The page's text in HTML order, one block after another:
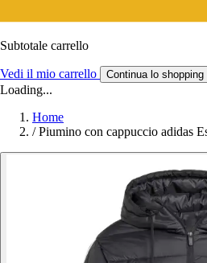
Subtotale carrello
Vedi il mio carrello Continua lo shopping
Loading...
Home
/ Piumino con cappuccio adidas